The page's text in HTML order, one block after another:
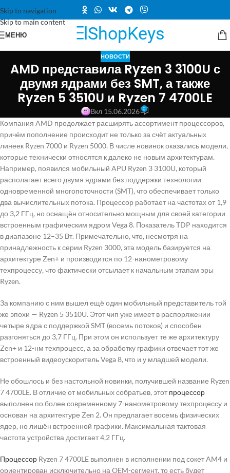
Skip to navigation
Skip to main content
МЕНЮ
НОВОСТИ
AMD представила Ryzen 3 3100U с
двумя ядрами без SMT, а также
Ryzen 5 3510U и Ryzen 7 4700LE
Вкл 15.06.2026 0
Компания AMD продолжает расширять ассортимент процессоров,
причём пополнение происходит не только за счёт актуальных
линеек Ryzen 7000 и Ryzen 5000. В числе новинок оказались модели,
которые технически относятся к далеко не новым архитектурам.
Например, появился мобильный APU Ryzen 3 3100U, который
располагает всего двумя ядрами без поддержки технологии
одновременной многопоточности (SMT), что обеспечивает только
два вычислительных потока. Процессор работает на частотах от 1,9
до 3,2 ГГц, но оснащён относительно мощным для своей категории
встроенным графическим ядром Vega 8. Показатель TDP находится
в диапазоне 12–35 Вт. Примечательно, что, несмотря на
принадлежность к серии Ryzen 3000, эта модель базируется на
архитектуре Zen+ и производится по 12-нанометровому
техпроцессу, что фактически отсылает к начальным этапам эры
Ryzen.
За компанию с ним вышел ещё один мобильный представитель той
же эпохи — Ryzen 5 3510U. Этот чип уже имеет в распоряжении
четыре ядра с поддержкой SMT (восемь потоков) и способен
разгоняться до 3,7 ГГц. При этом он использует те же архитектуру
Zen+ и 12-нм техпроцесс, а за обработку графики отвечает тот же
встроенный видеоускоритель Vega 8, что и у младшей модели.
Не обошлось и без настольной новинки, получившей название Ryzen
7 4700LE. В отличие от мобильных собратьев, этот процессор
выполнен по более современному 7-нанометровому техпроцессу и
основан на архитектуре Zen 2. Он предлагает восемь физических
ядер, но лишён встроенной графики. Максимальная тактовая
частота устройства достигает 4,2 ГГц.
Процессор Ryzen 7 4700LE выполнен в исполнении под сокет AM4 и
ориентирован исключительно на OEM-сегмент, то есть будет